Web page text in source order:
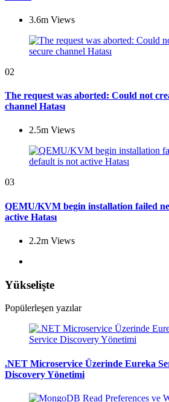
3.6m Views
02
The request was aborted: Could not
channel Hatası
2.5m Views
03
QEMU/KVM begin installation failed
active Hatası
2.2m Views
Yükselişte
Popülerleşen yazılar
.NET Microservice Üzerinde Eureka
Discovery Yönetimi